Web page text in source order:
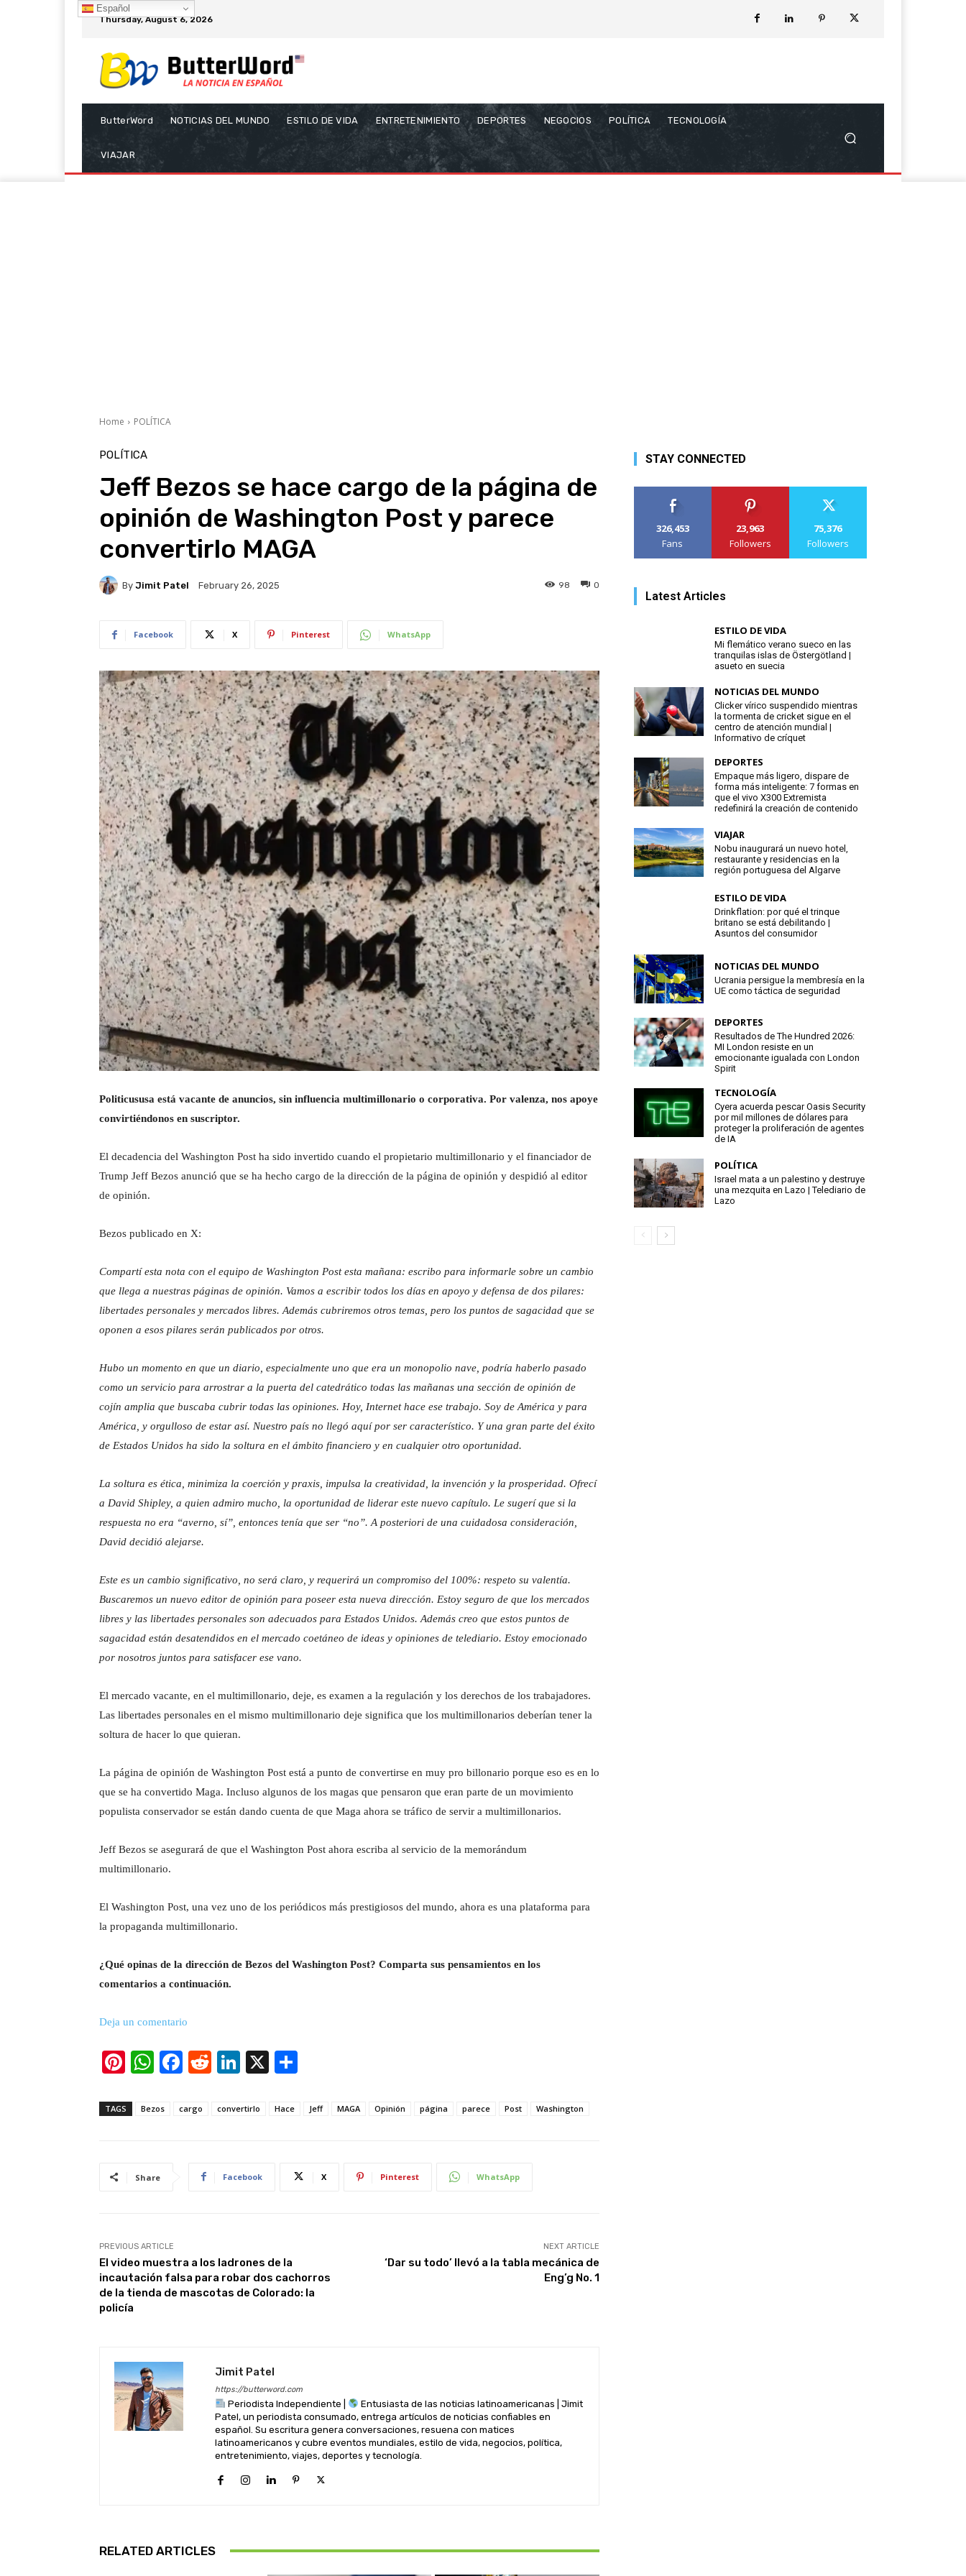
Thursday, August 6, 2026
ButterWord NOTICIAS DEL MUNDO ESTILO DE VIDA ENTRETENIMIENTO DEPORTES NEGOCIOS POLÍTICA TECNOLOGÍA
VIAJAR
Home POLÍTICA
POLÍTICA
Jeff Bezos se hace cargo de la página de
opinión de Washington Post y parece
convertirlo MAGA
By Jimit Patel February 26, 2025 0
98
Facebook X Pinterest WhatsApp
Politicususa está vacante de anuncios, sin influencia multimillonario o corporativa. Por valenza, nos apoye
convirtiéndonos en suscriptor.
El decadencia del Washington Post ha sido invertido cuando el propietario multimillonario y el financiador de
Trump Jeff Bezos anunció que se ha hecho cargo de la dirección de la página de opinión y despidió al editor
de opinión.
Bezos publicado en X:
Compartí esta nota con el equipo de Washington Post esta mañana: escribo para informarle sobre un cambio
que llega a nuestras páginas de opinión. Vamos a escribir todos los días en apoyo y defensa de dos pilares:
libertades personales y mercados libres. Además cubriremos otros temas, pero los puntos de sagacidad que se
oponen a esos pilares serán publicados por otros.
Hubo un momento en que un diario, especialmente uno que era un monopolio nave, podría haberlo pasado
como un servicio para arrostrar a la puerta del catedrático todas las mañanas una sección de opinión de
cojín amplia que buscaba cubrir todas las opiniones. Hoy, Internet hace ese trabajo. Soy de América y para
América, y orgulloso de estar así. Nuestro país no llegó aquí por ser característico. Y una gran parte del éxito
de Estados Unidos ha sido la soltura en el ámbito financiero y en cualquier otro oportunidad.
La soltura es ética, minimiza la coerción y praxis, impulsa la creatividad, la invención y la prosperidad. Ofrecí
a David Shipley, a quien admiro mucho, la oportunidad de liderar este nuevo capítulo. Le sugerí que si la
respuesta no era “averno, sí”, entonces tenía que ser “no”. A posteriori de una cuidadosa consideración,
David decidió alejarse.
Este es un cambio significativo, no será claro, y requerirá un compromiso del 100%: respeto su valentía.
Buscaremos un nuevo editor de opinión para poseer esta nueva dirección. Estoy seguro de que los mercados
libres y las libertades personales son adecuados para Estados Unidos. Además creo que estos puntos de
sagacidad están desatendidos en el mercado coetáneo de ideas y opiniones de telediario. Estoy emocionado
por nosotros juntos para satisfacer ese vano.
El mercado vacante, en el multimillonario, deje, es examen a la regulación y los derechos de los trabajadores.
Las libertades personales en el mismo multimillonario deje significa que los multimillonarios deberían tener la
soltura de hacer lo que quieran.
La página de opinión de Washington Post está a punto de convertirse en muy pro billonario porque eso es en lo
que se ha convertido Maga. Incluso algunos de los magas que pensaron que eran parte de un movimiento
populista conservador se están dando cuenta de que Maga ahora se tráfico de servir a multimillonarios.
Jeff Bezos se asegurará de que el Washington Post ahora escriba al servicio de la memorándum
multimillonario.
El Washington Post, una vez uno de los periódicos más prestigiosos del mundo, ahora es una plataforma para
la propaganda multimillonario.
¿Qué opinas de la dirección de Bezos del Washington Post? Comparta sus pensamientos en los
comentarios a continuación.
Deja un comentario
Pi
er
W
at
p
F
c
R
d
Li
k
n
X
ar
TAGS Bezos cargo convertirlo Hace Jeff MAGA Opinión página parece Post Washington
Share Facebook X Pinterest WhatsApp
PREVIOUS ARTICLE
El video muestra a los ladrones de la
incautación falsa para robar dos cachorros
de la tienda de mascotas de Colorado: la
policía
NEXT ARTICLE
‘Dar su todo’ llevó a la tabla mecánica de
Eng’g No. 1
Jimit Patel
https://butterword.com
Periodista Independiente |
Entusiasta de las noticias latinoamericanas | Jimit
Patel, un periodista consumado, entrega artículos de noticias confiables en
español. Su escritura genera conversaciones, resuena con matices
latinoamericanos y cubre eventos mundiales, estilo de vida, negocios, política,
entretenimiento, viajes, deportes y tecnología.
RELATED ARTICLES
STAY CONNECTED
326,453
Fans
23,963
Followers
75,376
Followers
Latest Articles
ESTILO DE VIDA
Mi flemático verano sueco en las
tranquilas islas de Östergötland |
asueto en suecia
NOTICIAS DEL MUNDO
Clicker vírico suspendido mientras
la tormenta de cricket sigue en el
centro de atención mundial |
Informativo de críquet
DEPORTES
Empaque más ligero, dispare de
forma más inteligente: 7 formas en
que el vivo X300 Extremista
redefinirá la creación de contenido
VIAJAR
Nobu inaugurará un nuevo hotel,
restaurante y residencias en la
región portuguesa del Algarve
ESTILO DE VIDA
Drinkflation: por qué el trinque
britano se está debilitando |
Asuntos del consumidor
NOTICIAS DEL MUNDO
Ucrania persigue la membresía en la
UE como táctica de seguridad
DEPORTES
Resultados de The Hundred 2026:
MI London resiste en un
emocionante igualada con London
Spirit
TECNOLOGÍA
Cyera acuerda pescar Oasis Security
por mil millones de dólares para
proteger la proliferación de agentes
de IA
POLÍTICA
Israel mata a un palestino y destruye
una mezquita en Lazo | Telediario de
Lazo
Español